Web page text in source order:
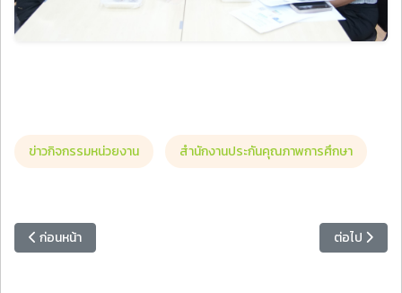
ข่าวกิจกรรมหน่วยงาน สำนักงานประกันคุณภาพการศึกษา
เนื้อหาก่อนหน้า: คณะวิทยาศาสตร์และเทคโนโลยี จัดอบรมสะเต็มศึกษา ผ
ก่อนหน้า เนื้อหาถัดไ
ต่อไป